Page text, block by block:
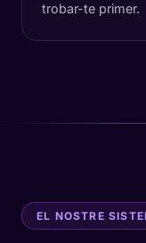
trobar-te primer.
EL NOSTRE